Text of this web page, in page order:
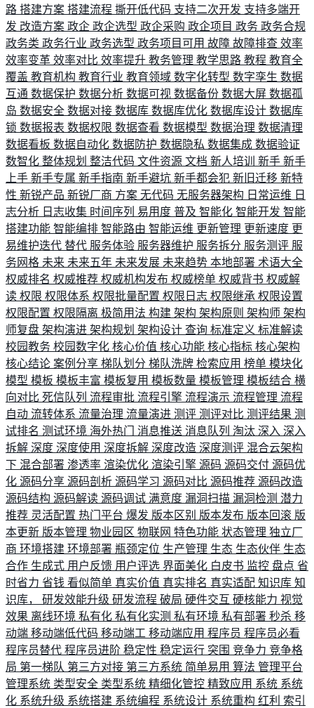
路 搭建方案 搭建流程 撕开低代码 支持二次开发 支持多端开
发 改造方案 政企 政企选型 政企采购 政企项目 政务 政务合规
政务类 政务行业 政务选型 政务项目可用 故障 故障排查 效率
效率变革 效率对比 效率提升 教务管理 教学思路 教程 教育全
覆盖 教育机构 教育行业 教育领域 数字化转型 数字孪生 数据
互通 数据保护 数据分析 数据可视 数据备份 数据大屏 数据孤
岛 数据安全 数据对接 数据库 数据库优化 数据库设计 数据库
锁 数据报表 数据权限 数据查看 数据模型 数据治理 数据清理
数据看板 数据自动化 数据防护 数据隐私 数据集成 数据验证
数智化 整体规划 整洁代码 文件资源 文档 新人培训 新手 新手
上手 新手专属 新手指南 新手避坑 新手都会犯 新旧迁移 新特
性 新锐产品 新锐厂商 方案 无代码 无服务器架构 日常运维 日
志分析 日志收集 时间序列 易用度 普及 智能化 智能开发 智能
搭建功能 智能编排 智能路由 智能运维 更新管理 更新速度 更
易维护迭代 替代 服务体验 服务器维护 服务拆分 服务测评 服
务网格 未来 未来五年 未来发展 未来趋势 本地部署 术语大全
权威排名 权威推荐 权威机构发布 权威榜单 权威背书 权威解
读 权限 权限体系 权限批量配置 权限日志 权限继承 权限设置
权限配置 权限隔离 极简用法 构建 架构 架构原则 架构师 架构
师复盘 架构演进 架构规划 架构设计 查询 标准定义 标准解读
校园教务 校园数字化 核心价值 核心功能 核心指标 核心架构
核心结论 案例分享 梯队划分 梯队洗牌 检索应用 榜单 模块化
模型 模板 模板丰富 模板复用 模板数量 模板管理 模板结合 横
向对比 死信队列 流程审批 流程引擎 流程演示 流程管理 流程
自动 流转体系 流量治理 流量演进 测评 测评对比 测评结果 测
试排名 测试环境 海外热门 消息推送 消息队列 淘汰 深入 深入
拆解 深度 深度使用 深度拆解 深度改造 深度测评 混合云架构
下 混合部署 渗透率 渲染优化 渲染引擎 源码 源码交付 源码优
化 源码分享 源码剖析 源码学习 源码对比 源码推荐 源码改造
源码结构 源码解读 源码调试 满意度 漏洞扫描 漏洞检测 潜力
推荐 灵活配置 热门平台 爆发 版本区别 版本发布 版本回滚 版
本更新 版本管理 物业园区 物联网 特色功能 状态管理 独立厂
商 环境搭建 环境部署 瓶颈定位 生产管理 生态 生态伙伴 生态
合作 生成式 用户反馈 用户评选 界面美化 白皮书 监控 盘点 省
时省力 省钱 看似简单 真实价值 真实排名 真实适配 知识库 知
识库， 研发效能升级 研发流程 破局 硬件交互 硬核能力 视觉
效果 离线环境 私有化 私有化实测 私有环境 私有部署 秒杀 移
动端 移动端低代码 移动端工 移动端应用 程序员 程序员必看
程序员替代 程序员进阶 稳定性 稳定运行 突围 竞争力 竞争格
局 第一梯队 第三方对接 第三方系统 简单易用 算法 管理平台
管理系统 类型安全 类型系统 精细化管控 精致应用 系统 系统
化 系统升级 系统搭建 系统编程 系统设计 系统重构 红利 索引